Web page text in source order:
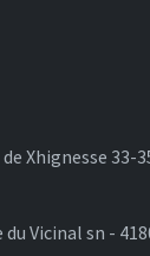
Xhignesse 33-
Vicinal sn -